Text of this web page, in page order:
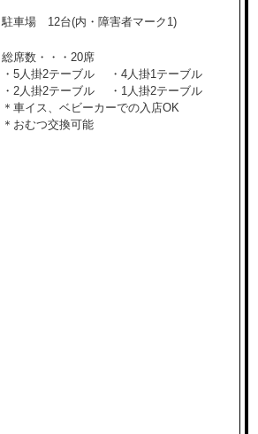
駐車場 12台(内・障害者マーク1)
総席数・・・20席
・5人掛2テーブル ・4人掛1テーブル
・2人掛2テーブル ・1人掛2テーブル
＊車イス、ベビーカーでの入店OK
＊おむつ交換可能